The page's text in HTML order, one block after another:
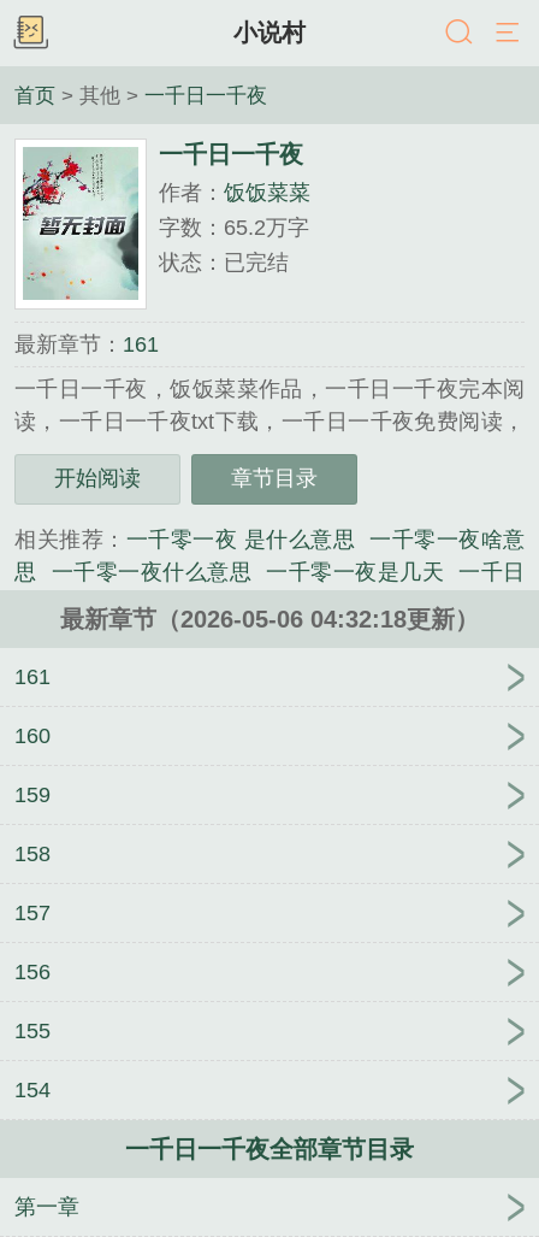
小说村
首页 > 其他 > 一千日一千夜
一千日一千夜
作者： 饭饭菜菜
字数：65.2万字
状态：已完结
最新章节： 161
一千日一千夜，饭饭菜菜作品，一千日一千夜完本阅
读，一千日一千夜txt下载，一千日一千夜免费阅读，
一千日一千夜无弹窗，...
《一千日一千夜》是饭饭菜菜精心创作的其他类小
开始阅读 章节目录
相关推荐： 一千零一夜 是什么意思
一千零一夜啥意
思
一千零一夜什么意思 一千零一夜是几天
一千日
猜一字
一千多个日夜是多久 一千需一夜 一千一夜
什么意思
一千零一日和一千零一夜
一千一夜是哪个
国家
一千零一日和一千零一夜
一夜是什么意思
一千01夜作者是
一夜打一个字念什么
一千一千
文阅读
一千
一千
笑纳阳痿
好兄弟全家女性
末
女神之路
莫道
抢了男主做老公
无信仰
师妹又被合欢宗拐走了
白月光，但死遁翻车了
双马尾婊子贱货偷情室友巨根床上浪叫骚穴流水吞精
求操欲罢不能
漂亮老婆是一只
最新章节（2026-05-06 04:32:18更新）
161
160
159
158
157
156
155
154
一千日一千夜全部章节目录
第一章